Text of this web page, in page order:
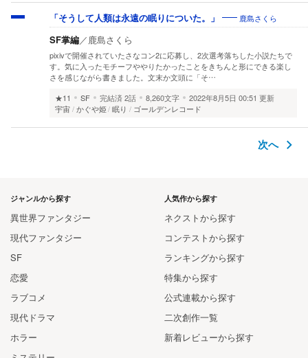
「そうして人類は永遠の眠りについた。」 鹿島さくら
SF掌編／鹿島さくら
pixivで開催されていたさなコン2に応募し、2次選考落ちした小説たちで
す。気に入ったモチーフややりたかったことをきちんと形にできる楽し
さを感じながら書きました。文末か文頭に「そ…
★11
SF 完結済2話 8,260文字
2022年8月5日 00:51 更新
宇宙 かぐや姫 眠り ゴールデンレコード
次へ
人気作から探す
ネクストから探す
コンテストから探す
ランキングから探す
特集から探す
公式連載から探す
二次創作一覧
新着レビューから探す
ジャンルから探す
異世界ファンタジー
現代ファンタジー
SF
恋愛
ラブコメ
現代ドラマ
ホラー